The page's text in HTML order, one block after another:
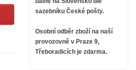
sazebníku České pošty.
Osobní odběr zboží na naší
provozovně v Praze 9,
Třeboradicích je zdarma.